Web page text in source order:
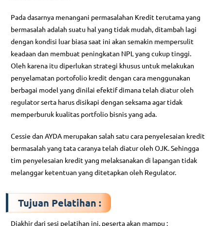
Pada dasarnya menangani permasalahan Kredit terutama yang
bermasalah adalah suatu hal yang tidak mudah, ditambah lagi
dengan kondisi luar biasa saat ini akan semakin mempersulit
keadaan dan membuat peningkatan NPL yang cukup tinggi.
Oleh karena itu diperlukan strategi khusus untuk melakukan
penyelamatan portofolio kredit dengan cara menggunakan
berbagai model yang dinilai efektif dimana telah diatur oleh
regulator serta harus disikapi dengan seksama agar tidak
memperburuk kualitas portfolio bisnis yang ada.
Cessie dan AYDA merupakan salah satu cara penyelesaian kredit
bermasalah yang tata caranya telah diatur oleh OJK. Sehingga
tim penyelesaian kredit yang melaksanakan di lapangan tidak
melanggar ketentuan yang ditetapkan oleh Regulator.
Tujuan Pelatihan :
Diakhir dari sesi pelatihan ini, peserta akan mampu :